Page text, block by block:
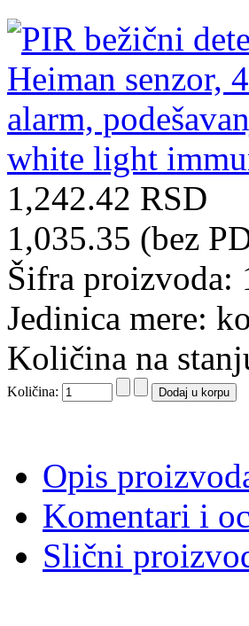
1,242.42 RSD
1,035.35 (bez
Šifra proizvoda:
Jedinica mere:
Količina na
Količina:
Opis
Komentari i
Slični